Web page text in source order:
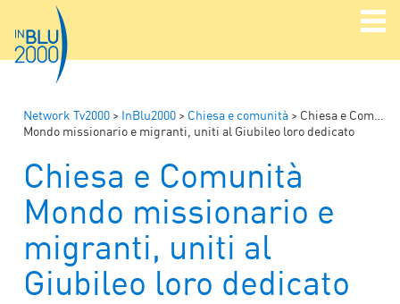
Network Tv2000 > InBlu2000 > Chiesa e comunità > Chiesa e Comunità
Mondo missionario e migranti, uniti al Giubileo loro dedicato
Chiesa e Comunità
Mondo missionario e
migranti, uniti al
Giubileo loro dedicato